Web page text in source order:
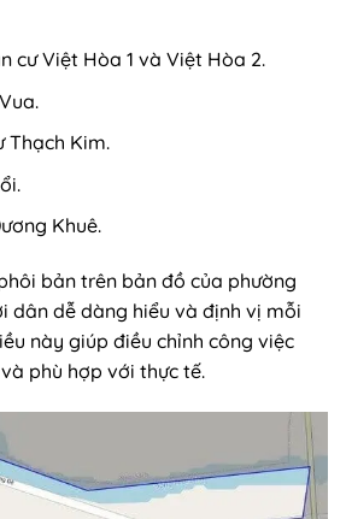
cư Việt Hòa 1 và Việt Hòa 2.
Thạch Kim.
Khuê.
bản trên bản đồ của phường
dân dễ dàng hiểu và định vị mỗi
này giúp điều chỉnh công việc
phù hợp với thực tế.